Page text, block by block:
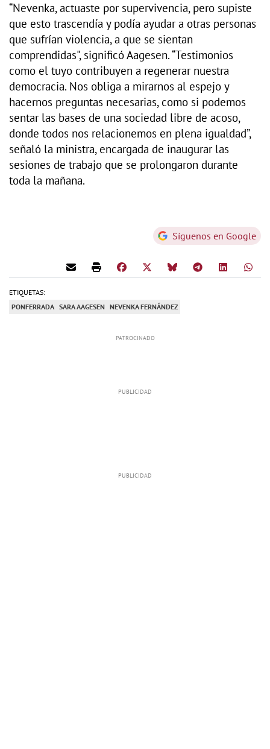
“Nevenka, actuaste por supervivencia, pero supiste
que esto trascendía y podía ayudar a otras personas
que sufrían violencia, a que se sientan
comprendidas", significó Aagesen. “Testimonios
como el tuyo contribuyen a regenerar nuestra
democracia. Nos obliga a mirarnos al espejo y
hacernos preguntas necesarias, como si podemos
sentar las bases de una sociedad libre de acoso,
donde todos nos relacionemos en plena igualdad”,
señaló la ministra, encargada de inaugurar las
sesiones de trabajo que se prolongaron durante
toda la mañana.
Síguenos en Google
ETIQUETAS:
PONFERRADA SARA AAGESEN NEVENKA FERNÁNDEZ